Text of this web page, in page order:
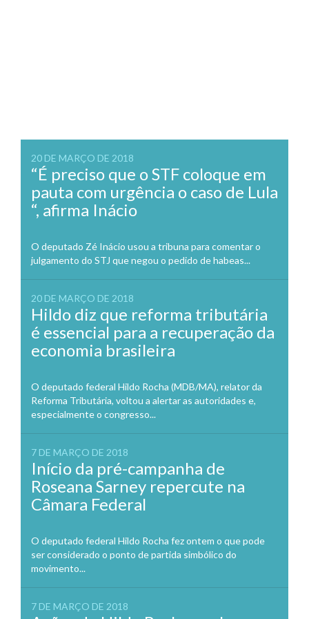
20 DE MARÇO DE 2018
“É preciso que o STF coloque em
pauta com urgência o caso de Lula
“, afirma Inácio
O deputado Zé Inácio usou a tribuna para comentar o
julgamento do STJ que negou o pedido de habeas...
20 DE MARÇO DE 2018
Hildo diz que reforma tributária
é essencial para a recuperação da
economia brasileira
O deputado federal Hildo Rocha (MDB/MA), relator da
Reforma Tributária, voltou a alertar as autoridades e,
especialmente o congresso...
7 DE MARÇO DE 2018
Início da pré-campanha de
Roseana Sarney repercute na
Câmara Federal
O deputado federal Hildo Rocha fez ontem o que pode
ser considerado o ponto de partida simbólico do
movimento...
7 DE MARÇO DE 2018